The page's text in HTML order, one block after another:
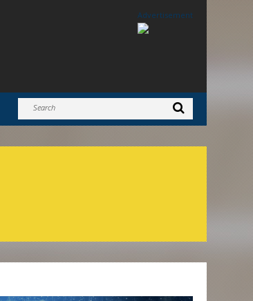
Advertisement